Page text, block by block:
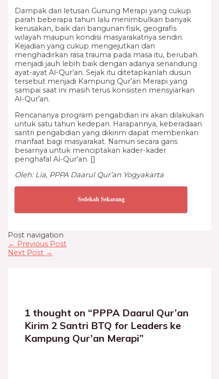
Dampak dari letusan Gunung Merapi yang cukup
parah beberapa tahun lalu menimbulkan banyak
kerusakan, baik dari bangunan fisik, geografis
wilayah maupun kondisi masyarakatnya sendiri.
Kejadian yang cukup mengejutkan dan
menghadirkan rasa trauma pada masa itu, berubah
menjadi jauh lebih baik dengan adanya senandung
ayat-ayat Al-Qur’an. Sejak itu ditetapkanlah dusun
tersebut menjadi Kampung Qur’an Merapi yang
sampai saat ini masih terus konsisten mensyiarkan
Al-Qur’an.
Rencananya program pengabdian ini akan dilakukan
untuk satu tahun kedepan. Harapannya, keberadaan
santri pengabdian yang dikirim dapat memberikan
manfaat bagi masyarakat. Namun secara garis
besarnya untuk menciptakan kader-kader
penghafal Al-Qur’an. []
Oleh: Lia, PPPA Daarul Qur’an Yogyakarta
Sedekah Sekarang
Post navigation
← Previous Post
Next Post →
1 thought on “PPPA Daarul Qur’an
Kirim 2 Santri BTQ for Leaders ke
Kampung Qur’an Merapi”